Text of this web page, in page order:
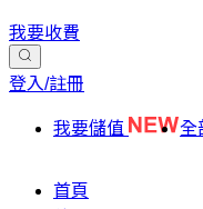
我要收費
登入/註冊
我要儲值 全
首頁